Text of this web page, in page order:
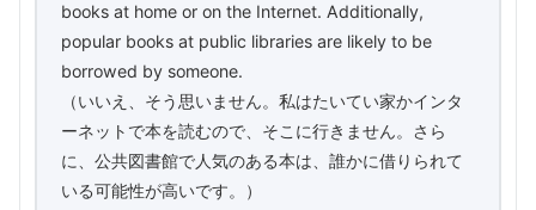
books at home or on the Internet. Additionally,
popular books at public libraries are likely to be
borrowed by someone.
（いいえ、そう思いません。私はたいてい家かインタ
ーネットで本を読むので、そこに行きません。さら
に、公共図書館で人気のある本は、誰かに借りられて
いる可能性が高いです。）